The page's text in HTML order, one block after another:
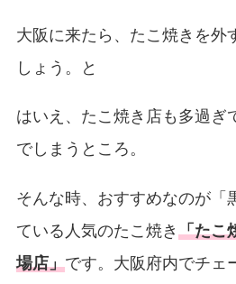
大阪に来たら、たこ焼きを外
しょう。と
はいえ、たこ焼き店も多過ぎ
でしまうところ。
そんな時、おすすめなのが「
ている人気のたこ焼き「たこ
場店」です。大阪府内でチェ